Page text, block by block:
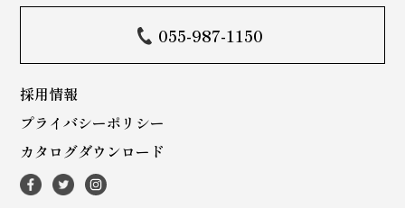
055-987-1150
採用情報
プライバシーポリシー
カタログダウンロード